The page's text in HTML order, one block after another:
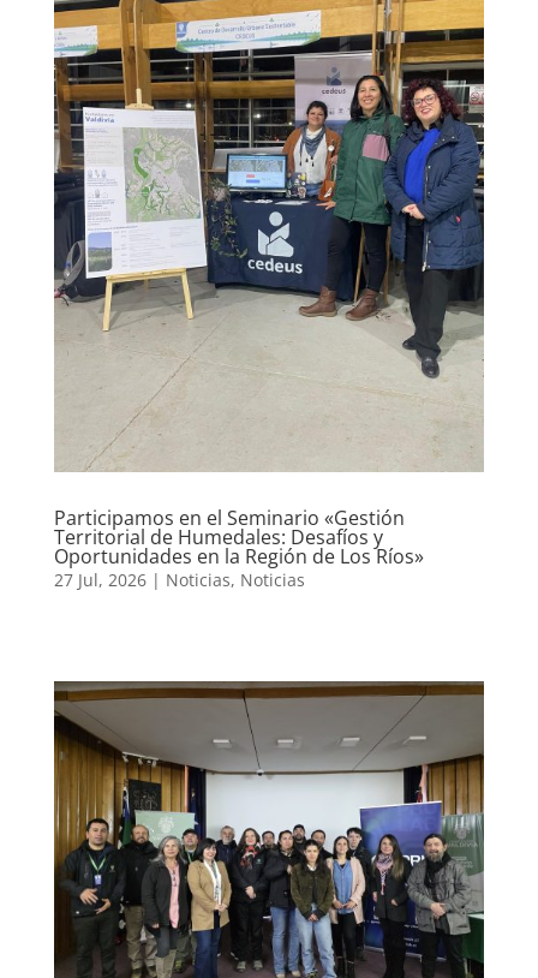
Participamos en el Seminario «Gestión
Territorial de Humedales: Desafíos y
Oportunidades en la Región de Los Ríos»
27 Jul, 2026| Noticias, Noticias